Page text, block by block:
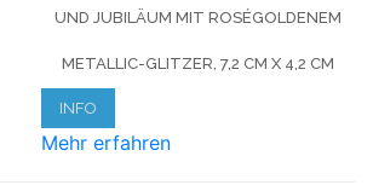
UND JUBILÄUM MIT ROSÉGOLDENEM
METALLIC-GLITZER, 7,2 CM X 4,2 CM
INFO
Mehr erfahren